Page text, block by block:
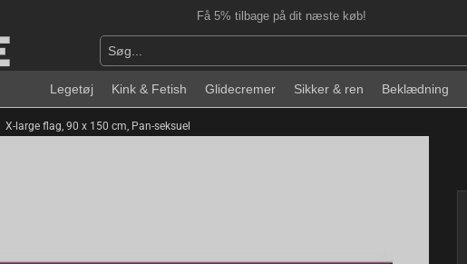
Få 5% tilbage på dit næste køb!
Legetøj Kink & Fetish Glidecremer Sikker & ren Beklædning
X-large flag, 90 x 150 cm, Pan-seksuel